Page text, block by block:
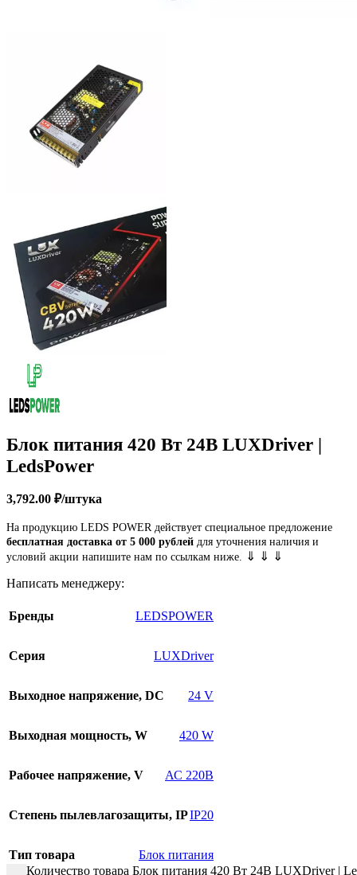
Блок питания 420 Вт 24В LUXDriver |
LedsPower
3,792.00 ₽/штука
На продукцию LEDS POWER действует специальное предложение
бесплатная доставка от 5 000 рублей для уточнения наличия и
условий акции напишите нам по ссылкам ниже. ⇓ ⇓ ⇓
Написать менеджеру:
Бренды LEDSPOWER
Серия LUXDriver
Выходное напряжение, DC 24 V
Выходная мощность, W 420 W
Рабочее напряжение, V АС 220В
Cтепень пылевлагозащиты, IPIP20
Тип товара
Блок питания
Количество товара Блок питания 420 Вт 24В LUXDriver |